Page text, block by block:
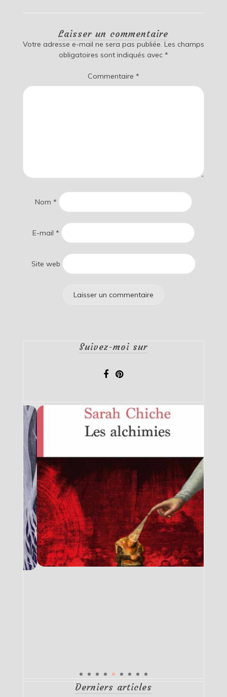
Laisser un commentaire
Votre adresse e-mail ne sera pas publiée. Les champs
obligatoires sont indiqués avec *
Commentaire *
Nom *
E-mail *
Site web
Suivez-moi sur
Derniers articles